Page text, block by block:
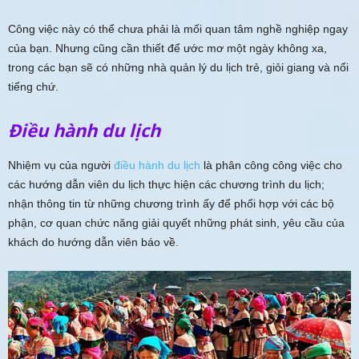
Công việc này có thể chưa phải là mối quan tâm nghề nghiệp ngay
của bạn. Nhưng cũng cần thiết để ước mơ một ngày không xa,
trong các bạn sẽ có những nhà quản lý du lịch trẻ, giỏi giang và nổi
tiếng chứ.
Điều hành du lịch
Nhiệm vụ của người điều hành du lịch là phân công công việc cho
các hướng dẫn viên du lịch thực hiện các chương trình du lịch;
nhận thông tin từ những chương trình ấy để phối hợp với các bộ
phận, cơ quan chức năng giải quyết những phát sinh, yêu cầu của
khách do hướng dẫn viên báo về.